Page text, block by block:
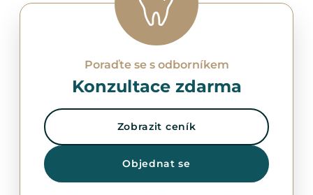
Poraďte se s odborníkem
Konzultace zdarma
Zobrazit ceník
Objednat se